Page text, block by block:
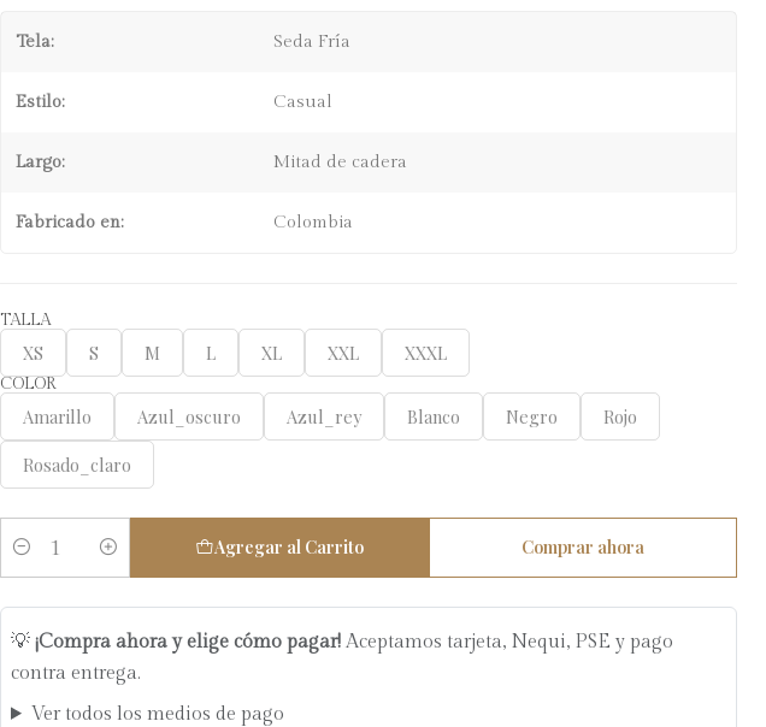
Tela: Seda Fría
Estilo: Casual
Largo: Mitad de cadera
Fabricado en: Colombia
TALLA
XS S M L XL XXL XXXL
COLOR
Amarillo Azul_oscuro Azul_rey Blanco Negro
Rojo
Rosado_claro
Cantidad
Agregar al Carrito Comprar ahora
💡 ¡Compra ahora y elige cómo pagar! Aceptamos tarjeta, Nequi, PSE y pago
contra entrega.
Ver todos los medios de pago